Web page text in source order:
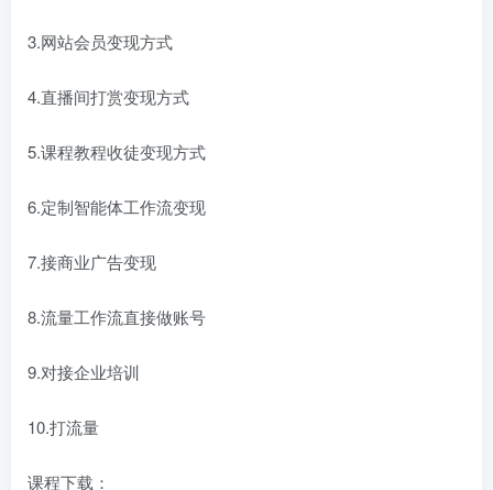
3.网站会员变现方式
4.直播间打赏变现方式
5.课程教程收徒变现方式
6.定制智能体工作流变现
7.接商业广告变现
8.流量工作流直接做账号
9.对接企业培训
10.打流量
课程下载：